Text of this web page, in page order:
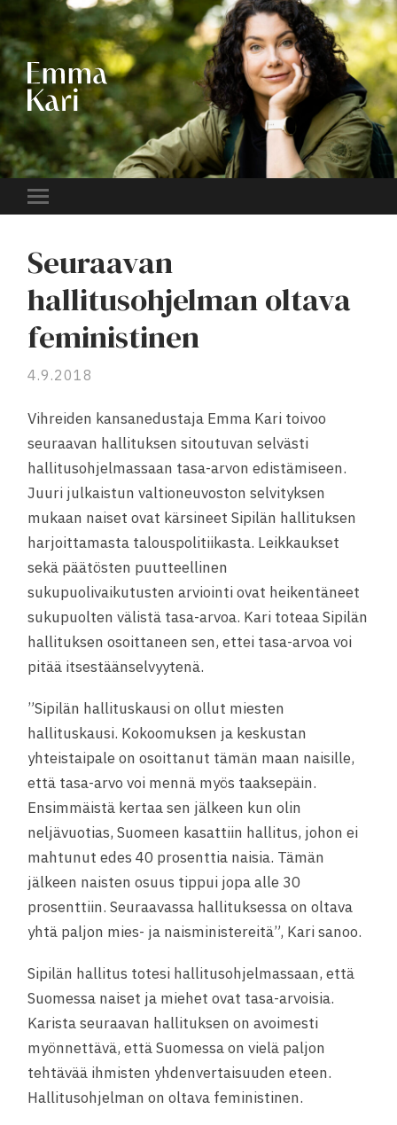
EMMA
KARI
Toggle
Seuraavan
hallitusohjelman oltava
feministinen
4.9.2018
Vihreiden kansanedustaja Emma Kari toivoo
seuraavan hallituksen sitoutuvan selvästi
hallitusohjelmassaan tasa-arvon edistämiseen.
Juuri julkaistun valtioneuvoston selvityksen
mukaan naiset ovat kärsineet Sipilän hallituksen
harjoittamasta talouspolitiikasta. Leikkaukset
sekä päätösten puutteellinen
sukupuolivaikutusten arviointi ovat heikentäneet
sukupuolten välistä tasa-arvoa. Kari toteaa Sipilän
hallituksen osoittaneen sen, ettei tasa-arvoa voi
pitää itsestäänselvyytenä.
”Sipilän hallituskausi on ollut miesten
hallituskausi. Kokoomuksen ja keskustan
yhteistaipale on osoittanut tämän maan naisille,
että tasa-arvo voi mennä myös taaksepäin.
Ensimmäistä kertaa sen jälkeen kun olin
neljävuotias, Suomeen kasattiin hallitus, johon ei
mahtunut edes 40 prosenttia naisia. Tämän
jälkeen naisten osuus tippui jopa alle 30
prosenttiin. Seuraavassa hallituksessa on oltava
yhtä paljon mies- ja naisministereitä”, Kari sanoo.
Sipilän hallitus totesi hallitusohjelmassaan, että
Suomessa naiset ja miehet ovat tasa-arvoisia.
Karista seuraavan hallituksen on avoimesti
myönnettävä, että Suomessa on vielä paljon
tehtävää ihmisten yhdenvertaisuuden eteen.
Hallitusohjelman on oltava feministinen.